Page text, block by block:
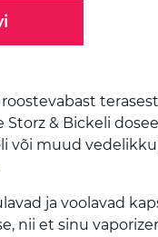
roostevabast
Storz & Bickeli
või muud
ja voolavad
nii et sinu